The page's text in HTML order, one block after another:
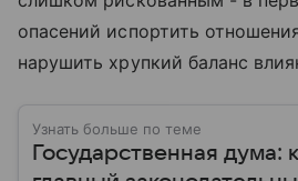
опасений испортить
нарушить хрупкий баланс
Узнать больше по теме
Государственная дума: